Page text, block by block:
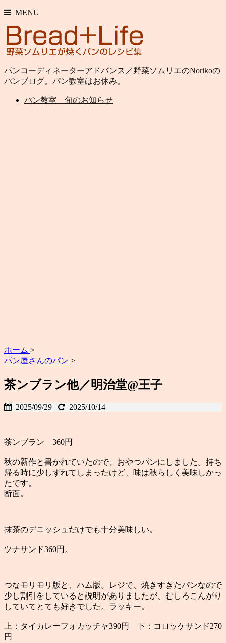
MENU
パンコーディネーターアドバンス／野菜ソムリエのNorikoの
パンブログ。パン教室はお休み。
パン教室 旬のお知らせ
ホーム >
パン屋さんのパン >
茶ンブラン他／明治堂@王子
2025/09/29 2025/10/14
茶ンブラン 360円
秋の新作と書かれていたので、おやつパンにしました。持ち
帰る時に少しずれてしまったけど、味は秋らしく美味しかっ
たです。
断面。
抹茶のデニッシュだけでも十分美味しい。
ツナサンド360円。
つなモリモリ版と、ハム版。レジで、焼きすぎたパンなので
少し割引をしていると説明がありましたが、むしろこんがり
していてとても好きでした。ラッキー。
上：タイカレーフォカッチャ390円 下：コロッケサンド270
円